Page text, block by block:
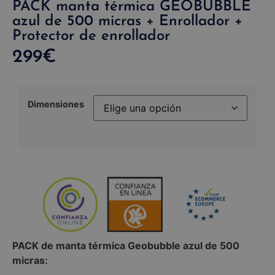
PACK manta térmica GEOBUBBLE
azul de 500 micras + Enrollador +
Protector de enrollador
299€
Dimensiones
PACK de manta térmica Geobubble azul de 500
micras: